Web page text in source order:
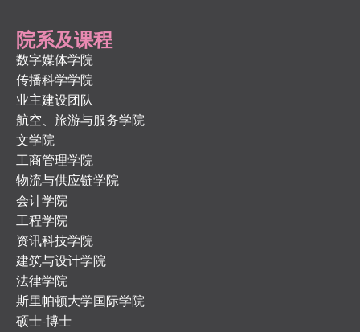
院系及课程
数字媒体学院
传播科学学院
业主建设团队
航空、旅游与服务学院
文学院
工商管理学院
物流与供应链学院
会计学院
工程学院
资讯科技学院
建筑与设计学院
法律学院
斯里帕顿大学国际学院
硕士-博士